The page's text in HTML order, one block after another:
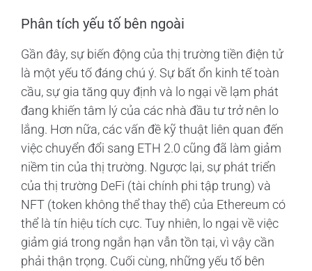
Phân tích yếu tố bên ngoài
Gần đây, sự biến động của thị trường tiền điện tử
là một yếu tố đáng chú ý. Sự bất ổn kinh tế toàn
cầu, sự gia tăng quy định và lo ngại về lạm phát
đang khiến tâm lý của các nhà đầu tư trở nên lo
lắng. Hơn nữa, các vấn đề kỹ thuật liên quan đến
việc chuyển đổi sang ETH 2.0 cũng đã làm giảm
niềm tin của thị trường. Ngược lại, sự phát triển
của thị trường DeFi (tài chính phi tập trung) và
NFT (token không thể thay thế) của Ethereum có
thể là tín hiệu tích cực. Tuy nhiên, lo ngại về việc
giảm giá trong ngắn hạn vẫn tồn tại, vì vậy cần
phải thận trọng. Cuối cùng, những yếu tố bên